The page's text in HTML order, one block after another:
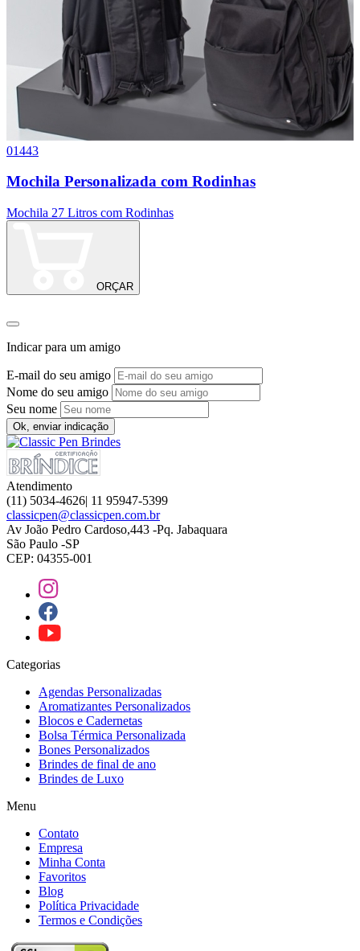
01443
Mochila Personalizada com Rodinhas
Mochila 27 Litros com Rodinhas
ORÇAR
Indicar para um amigo
E-mail do seu amigo
Nome do seu amigo
Seu nome
Ok, enviar indicação
Atendimento
(11) 5034-4626| 11 95947-5399
classicpen@classicpen.com.br
Av João Pedro Cardoso,443 -Pq. Jabaquara
São Paulo -SP
CEP: 04355-001
Categorias
Agendas Personalizadas
Aromatizantes Personalizados
Blocos e Cadernetas
Bolsa Térmica Personalizada
Bones Personalizados
Brindes de final de ano
Brindes de Luxo
Menu
Contato
Empresa
Minha Conta
Favoritos
Blog
Política Privacidade
Termos e Condições